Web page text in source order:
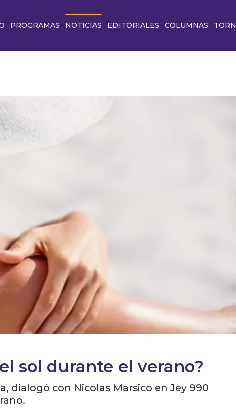
PROGRAMAS NOTICIAS EDITORIALES COLUMNAS
sol durante el verano?
dialogó con Nicolas Marsico en Jey 990